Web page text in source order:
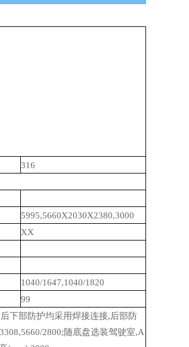
316
5995,5660X2030X2380,3000
XX
1040/1647,1040/1820
99
下部防护均采用焊接连接,后部防
2800;随底盘选装驾驶室,A